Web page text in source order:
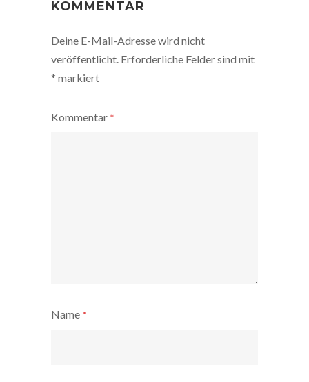
KOMMENTAR
Deine E-Mail-Adresse wird nicht
veröffentlicht. Erforderliche Felder sind mit
* markiert
Kommentar *
Name *